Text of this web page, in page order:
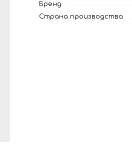
Бренд
Страна производства